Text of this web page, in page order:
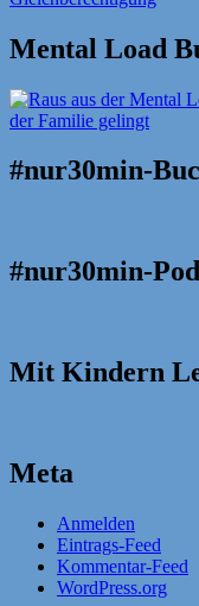
Mental Load
#nur30min-
#nur30min-
Mit Kindern
Meta
Anmelden
Eintrags-Feed
Kommentar-Feed
WordPress.org